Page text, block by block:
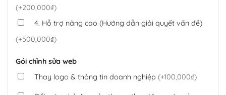
(+200,000₫)
4. Hỗ trợ nâng cao (Hướng dẫn giải quyết vấn đề)
(+500,000₫)
Gói chỉnh sửa web
Thay logo & thông tin doanh nghiệp (+100,000₫)